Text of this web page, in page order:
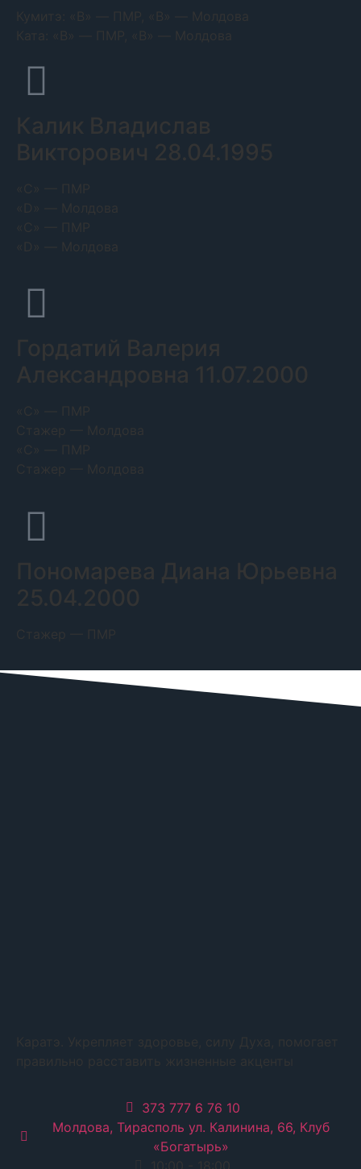
Кумитэ: «B» — ПМР, «B» — Молдова
Ката: «B» — ПМР, «B» — Молдова
Калик Владислав
Викторович 28.04.1995
«С» — ПМР
«D» — Молдова
«С» — ПМР
«D» — Молдова
Гордатий Валерия
Александровна 11.07.2000
«C» — ПМР
Стажер — Молдова
«C» — ПМР
Стажер — Молдова
Пономарева Диана Юрьевна
25.04.2000
Стажер — ПМР
Каратэ. Укрепляет здоровье, силу Духа, помогает
правильно расставить жизненные акценты
373 777 6 76 10
Молдова, Тирасполь ул. Калинина, 66, Клуб
«Богатырь»